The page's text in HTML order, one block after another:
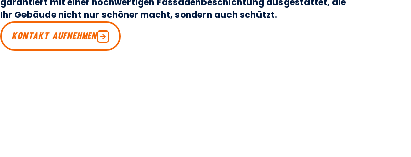
Ihr Gebäude nicht nur schöner macht, sondern auch schützt.
KONTAKT AUFNEHMEN